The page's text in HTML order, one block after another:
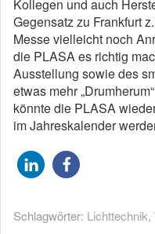
Kollegen und auch
Gegensatz zu Frankfurt
Messe vielleicht noch
die PLASA es richtig
Ausstellung sowie des
etwas mehr
könnte die PLASA
im Jahreskalender
Schlagwörter: Lichttechnik,